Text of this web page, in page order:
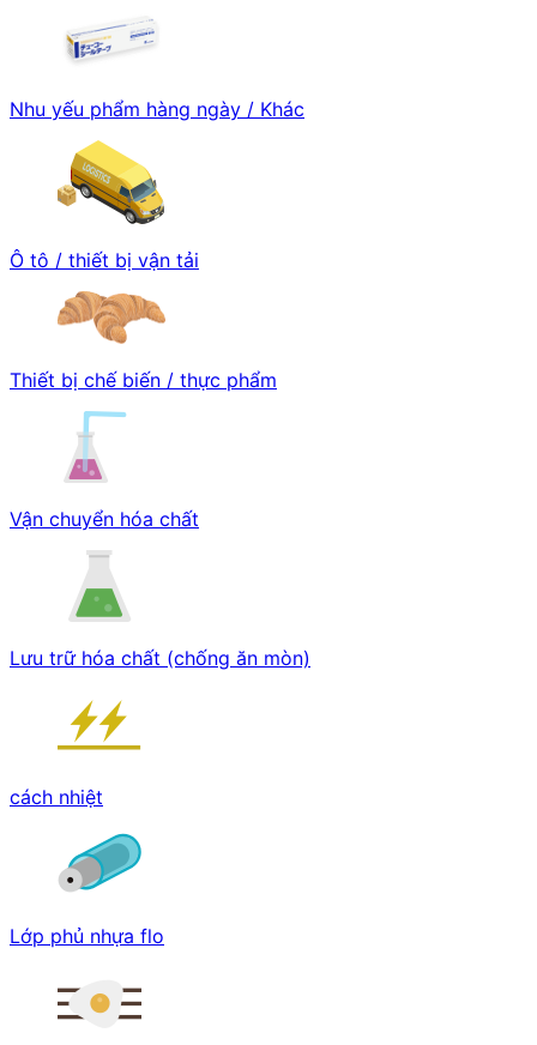
Nhu yếu phẩm hàng ngày / Khác
Ô tô / thiết bị vận tải
Thiết bị chế biến / thực phẩm
Vận chuyển hóa chất
Lưu trữ hóa chất (chống ăn mòn)
cách nhiệt
Lớp phủ nhựa flo